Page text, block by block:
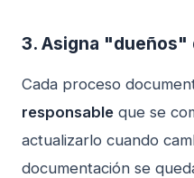
3. Asigna "dueños"
Cada proceso
responsable que se
actualizarlo cuando
documentación se